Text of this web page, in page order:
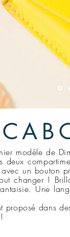
modèle de
deux
un bouton
changer !
Une
proposé dans